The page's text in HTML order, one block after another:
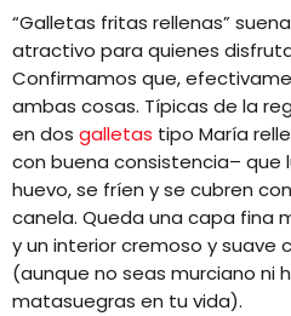
NOTICIAS
CONTACTO
“Galletas fritas rellenas”
atractivo para quienes
Confirmamos que,
ambas cosas. Típicas de la
en dos galletas tipo María
con buena consistencia– que
huevo, se fríen y se cubren
canela. Queda una capa fina
y un interior cremoso y suave
(aunque no seas murciano ni
matasuegras en tu vida).